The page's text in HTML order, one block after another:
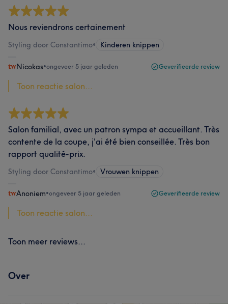
Nous reviendrons certainement
Styling door Constantimo• Kinderen knippen
Nicokas•ongeveer 5 jaar geleden Geverifieerde review
Toon reactie salon...
Salon familial, avec un patron sympa et accueillant. Très
contente de la coupe, j'ai été bien conseillée. Très bon
rapport qualité-prix.
Styling door Constantimo• Vrouwen knippen
Anoniem•ongeveer 5 jaar geleden Geverifieerde review
Toon reactie salon...
Toon meer reviews...
Over